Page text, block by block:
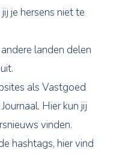
je hersens niet te
landen delen
als Vastgoed
Hier kun jij
vinden.
hashtags, hier vind